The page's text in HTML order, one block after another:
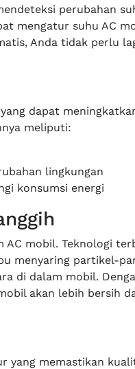
perubahan
mengatur suhu AC
Anda tidak perlu
dapat
meliputi:
lingkungan
konsumsi energi
mobil. Teknologi
menyaring partikel-
di dalam mobil.
akan lebih bersih
yang memastikan